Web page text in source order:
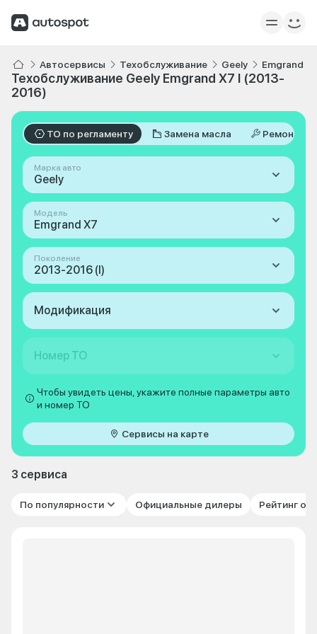
Автосервисы Техобслуживание Geely Emgrand
Техобслуживание Geely Emgrand X7 I (2013-
2016)
ТО по регламенту Замена масла Ремонт
Марка авто
Geely
Модель
Emgrand X7
Поколение
2013-2016 (I)
Модификация
Номер ТО
Чтобы увидеть цены, укажите полные параметры авто
и номер ТО
Сервисы на карте
3 сервиса
По популярности Официальные дилеры Рейтинг